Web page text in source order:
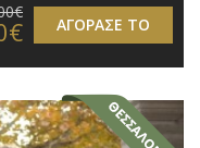
ΑΓΟΡΑΣΕ ΤΟ